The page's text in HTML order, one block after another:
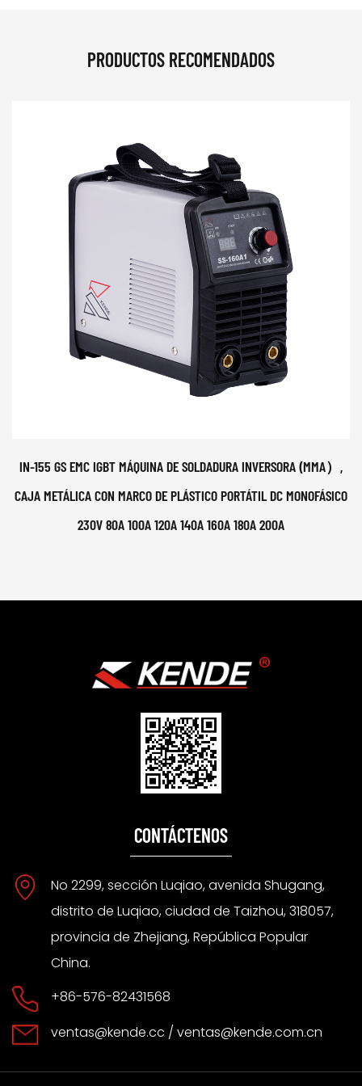
PRODUCTOS RECOMENDADOS
IN-155 GS EMC IGBT MÁQUINA DE SOLDADURA INVERSORA (MMA）,
CAJA METÁLICA CON MARCO DE PLÁSTICO PORTÁTIL DC MONOFÁSICO
230V 80A 100A 120A 140A 160A 180A 200A
CONTÁCTENOS
No 2299, sección Luqiao, avenida Shugang,
distrito de Luqiao, ciudad de Taizhou, 318057,
provincia de Zhejiang, República Popular
China.
+86-576-82431568
ventas@kende.cc / ventas@kende.com.cn